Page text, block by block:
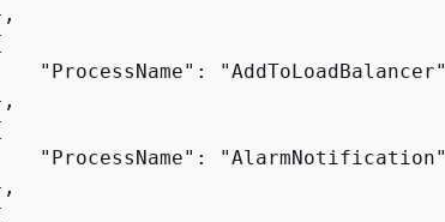
"ProcessName": "AddToLoadBalancer"
"ProcessName": "AlarmNotification"